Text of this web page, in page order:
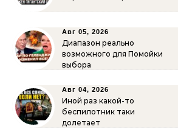
Авг 05, 2026
Диапазон реально
возможного для Помойки
выбора
Авг 04, 2026
Иной раз какой-то
беспилотник таки
долетает